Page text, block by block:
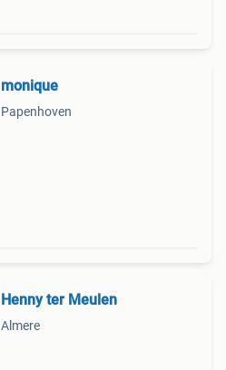
monique
Papenhoven
Henny ter Meulen
Almere